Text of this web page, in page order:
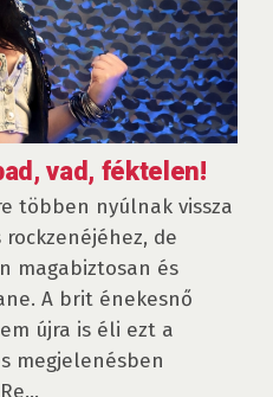
vad, féktelen!
többen nyúlnak vissza
rockzenéjéhez, de
magabiztosan és
A brit énekesnő
újra is éli ezt a
megjelenésben